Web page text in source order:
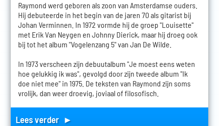
Raymond werd geboren als zoon van Amsterdamse ouders.
Hij debuteerde in het begin van de jaren 70 als gitarist bij
Johan Verminnen. In 1972 vormde hij de groep "Louisette"
met Erik Van Neygen en Johnny Dierick, maar hij droeg ook
bij tot het album "Vogelenzang 5" van Jan De Wilde.
In 1973 verscheen zijn debuutalbum "Je moest eens weten
hoe gelukkig ik was", gevolgd door zijn tweede album "Ik
doe niet mee" in 1975. De teksten van Raymond zijn soms
vrolijk, dan weer droevig, joviaal of filosofisch.
Lees verder ►